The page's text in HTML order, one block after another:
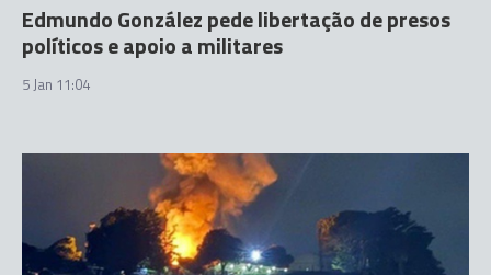
Edmundo González pede libertação de presos
políticos e apoio a militares
5 Jan 11:04